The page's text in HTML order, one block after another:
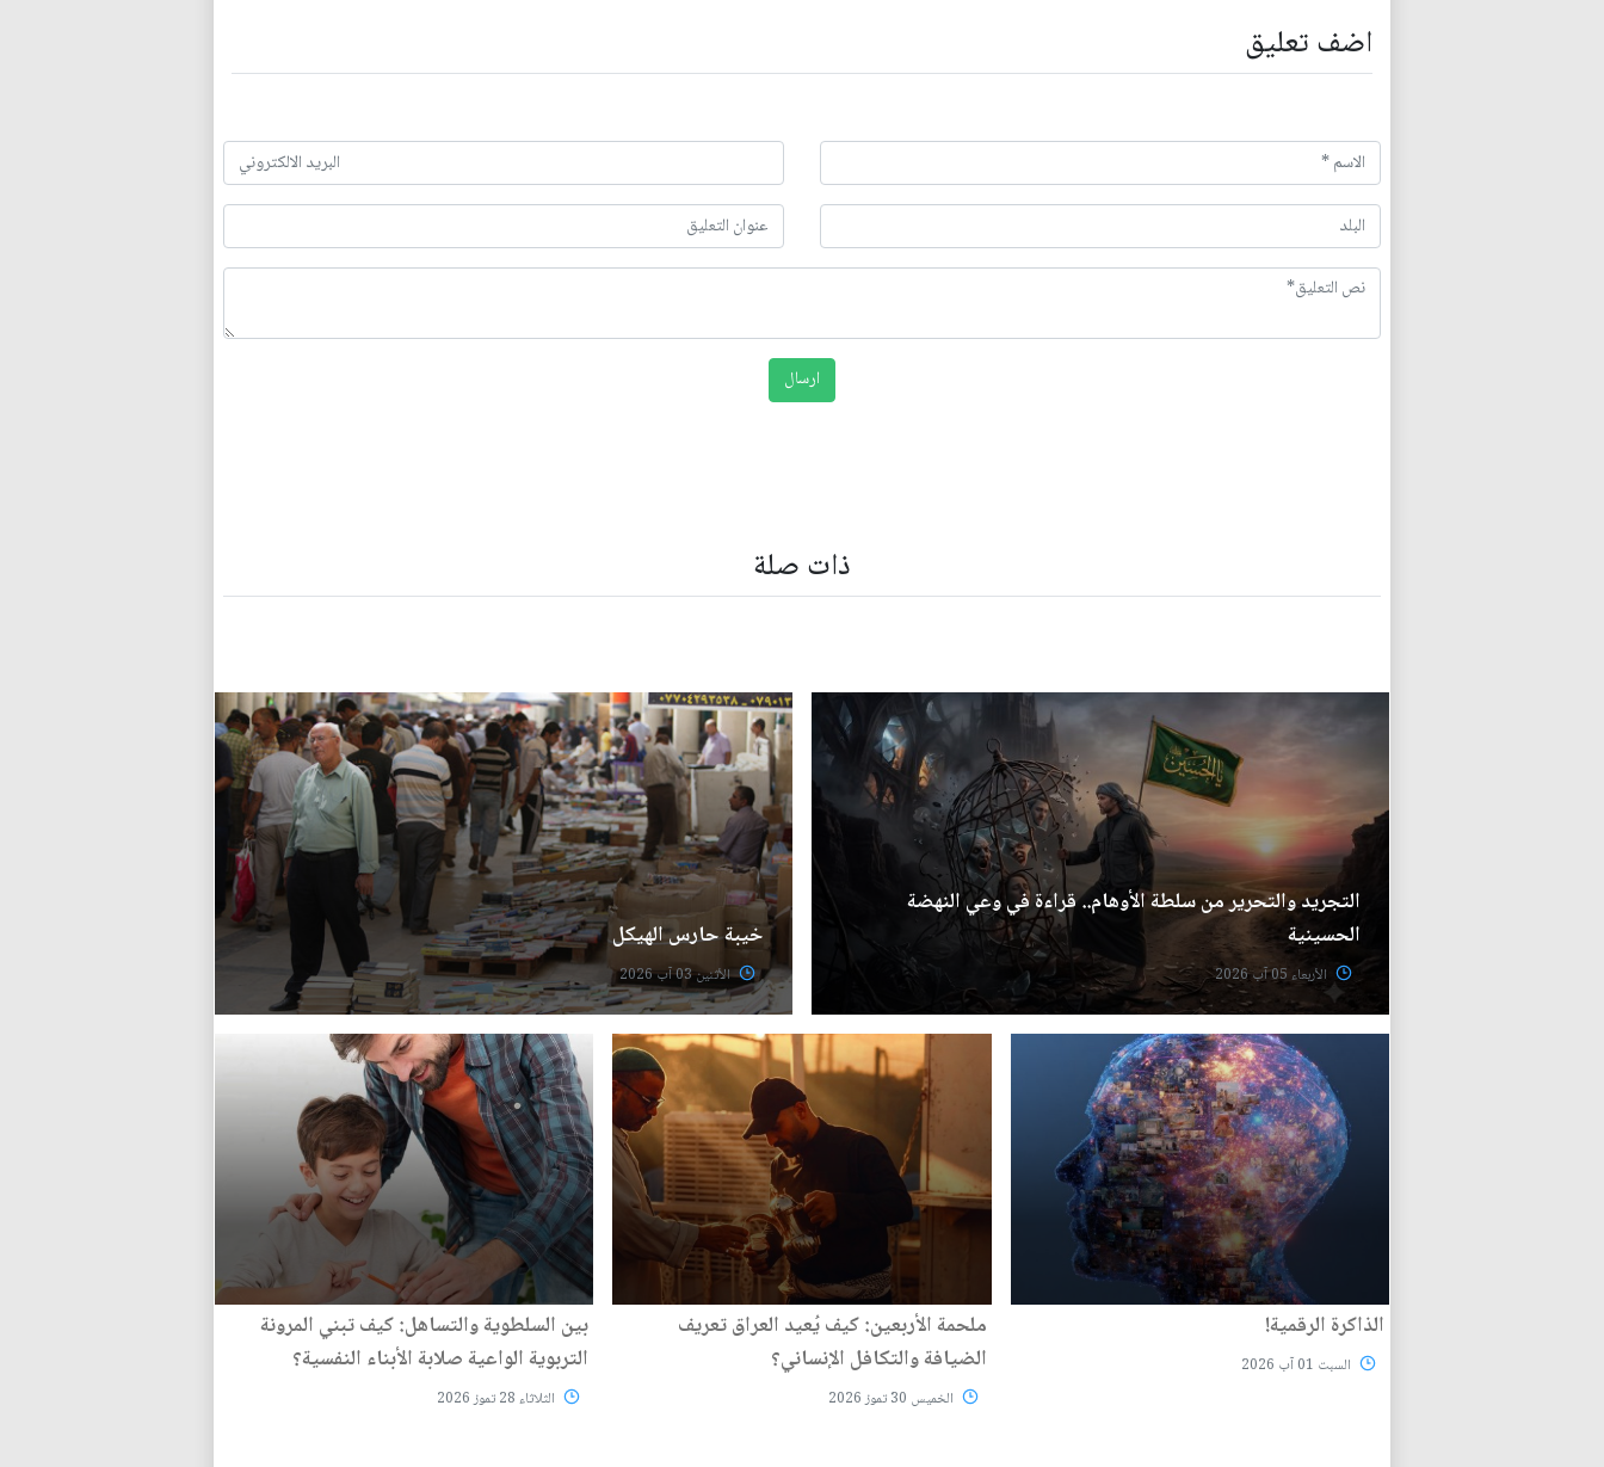
اضف تعليق
ذات صلة
التجريد والتحرير من سلطة الأوهام.. قراءة في وعي النهضة
الحسينية
الأربعاء 05 آب 2026
خيبة حارس الهيكل
الأثنين 03 آب 2026
الذاكرة الرقمية!
السبت 01 آب 2026
ملحمة الأربعين: كيف يُعيد العراق تعريف
الضيافة والتكافل الإنساني؟
الخميس 30 تموز 2026
بين السلطوية والتساهل: كيف تبني المرونة
التربوية الواعية صلابة الأبناء النفسية؟
الثلاثاء 28 تموز 2026